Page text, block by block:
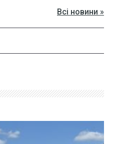
Всі новини »